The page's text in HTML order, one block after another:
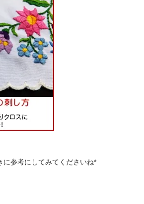
に参考にしてみてくださいね*